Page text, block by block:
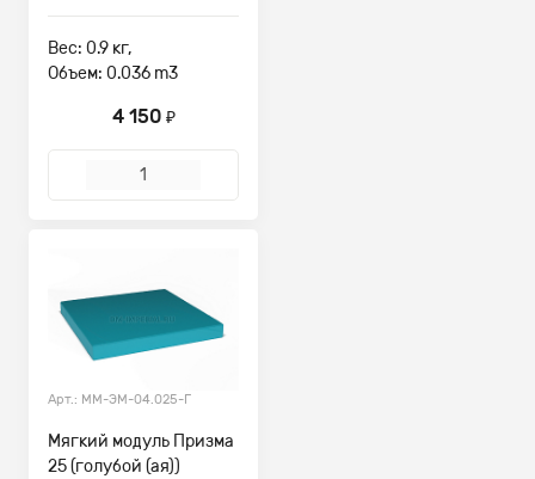
Вес: 0.9 кг,
Объем: 0.036 m3
4 150 ₽
Арт.: ММ-ЭМ-04.025-Г
Мягкий модуль Призма
25 (голубой (ая))